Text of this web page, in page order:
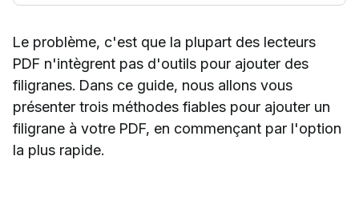
Le problème, c'est que la plupart des lecteurs
PDF n'intègrent pas d'outils pour ajouter des
filigranes. Dans ce guide, nous allons vous
présenter trois méthodes fiables pour ajouter un
filigrane à votre PDF, en commençant par l'option
la plus rapide.